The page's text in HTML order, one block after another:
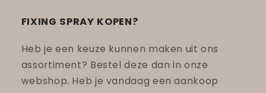
FIXING SPRAY KOPEN?
Heb je een keuze kunnen maken uit ons
assortiment? Bestel deze dan in onze
webshop. Heb je vandaag een aankoop